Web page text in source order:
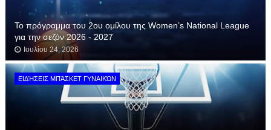
Το πρόγραμμα του 2ου ομίλου της Women’s National League
για την σεζόν 2026 - 2027
Ιουλίου 24, 2026
ΕΙΔΉΣΕΙΣ ΜΠΆΣΚΕΤ ΓΥΝΑΙΚΏΝ